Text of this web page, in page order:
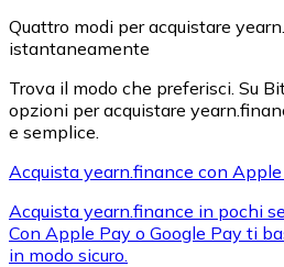
XRP
Quattro modi per acquistare
istantaneamente
Trova il modo che preferisci. Su
opzioni per acquistare
e semplice.
Acquista yearn.finance con
Acquista yearn.finance in pochi
Con Apple Pay o Google Pay ti
in modo sicuro.